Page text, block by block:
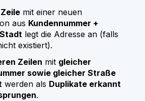
mit einer neuen
aus Kundennummer +
legt die Adresse an (falls
existiert).
Zeilen mit gleicher
sowie gleicher Straße
werden als Duplikate erkannt
.